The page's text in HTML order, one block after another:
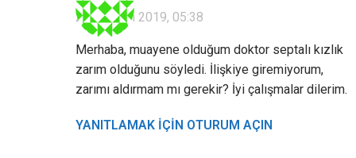
28 Haziran 2019, 05:38
Merhaba, muayene olduğum doktor septalı kızlık
zarım olduğunu söyledi. İlişkiye giremiyorum,
zarımı aldırmam mı gerekir? İyi çalışmalar dilerim.
YANITLAMAK IÇIN OTURUM AÇIN